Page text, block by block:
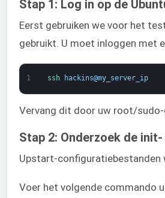
Stap 1: Log in op de
Eerst gebruiken we voor het
gebruikt. U moet inloggen met
1 ssh hackins@my_server_ip
Vervang dit door uw root/sudo-
Stap 2: Onderzoek de
Upstart-configuratiebestanden
Voer het volgende commando